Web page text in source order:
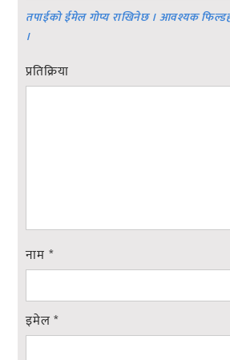
तपाईको ईमेल गोप्य राखिनेछ । आवश्यक
।
प्रतिक्रिया
नाम *
इमेल*